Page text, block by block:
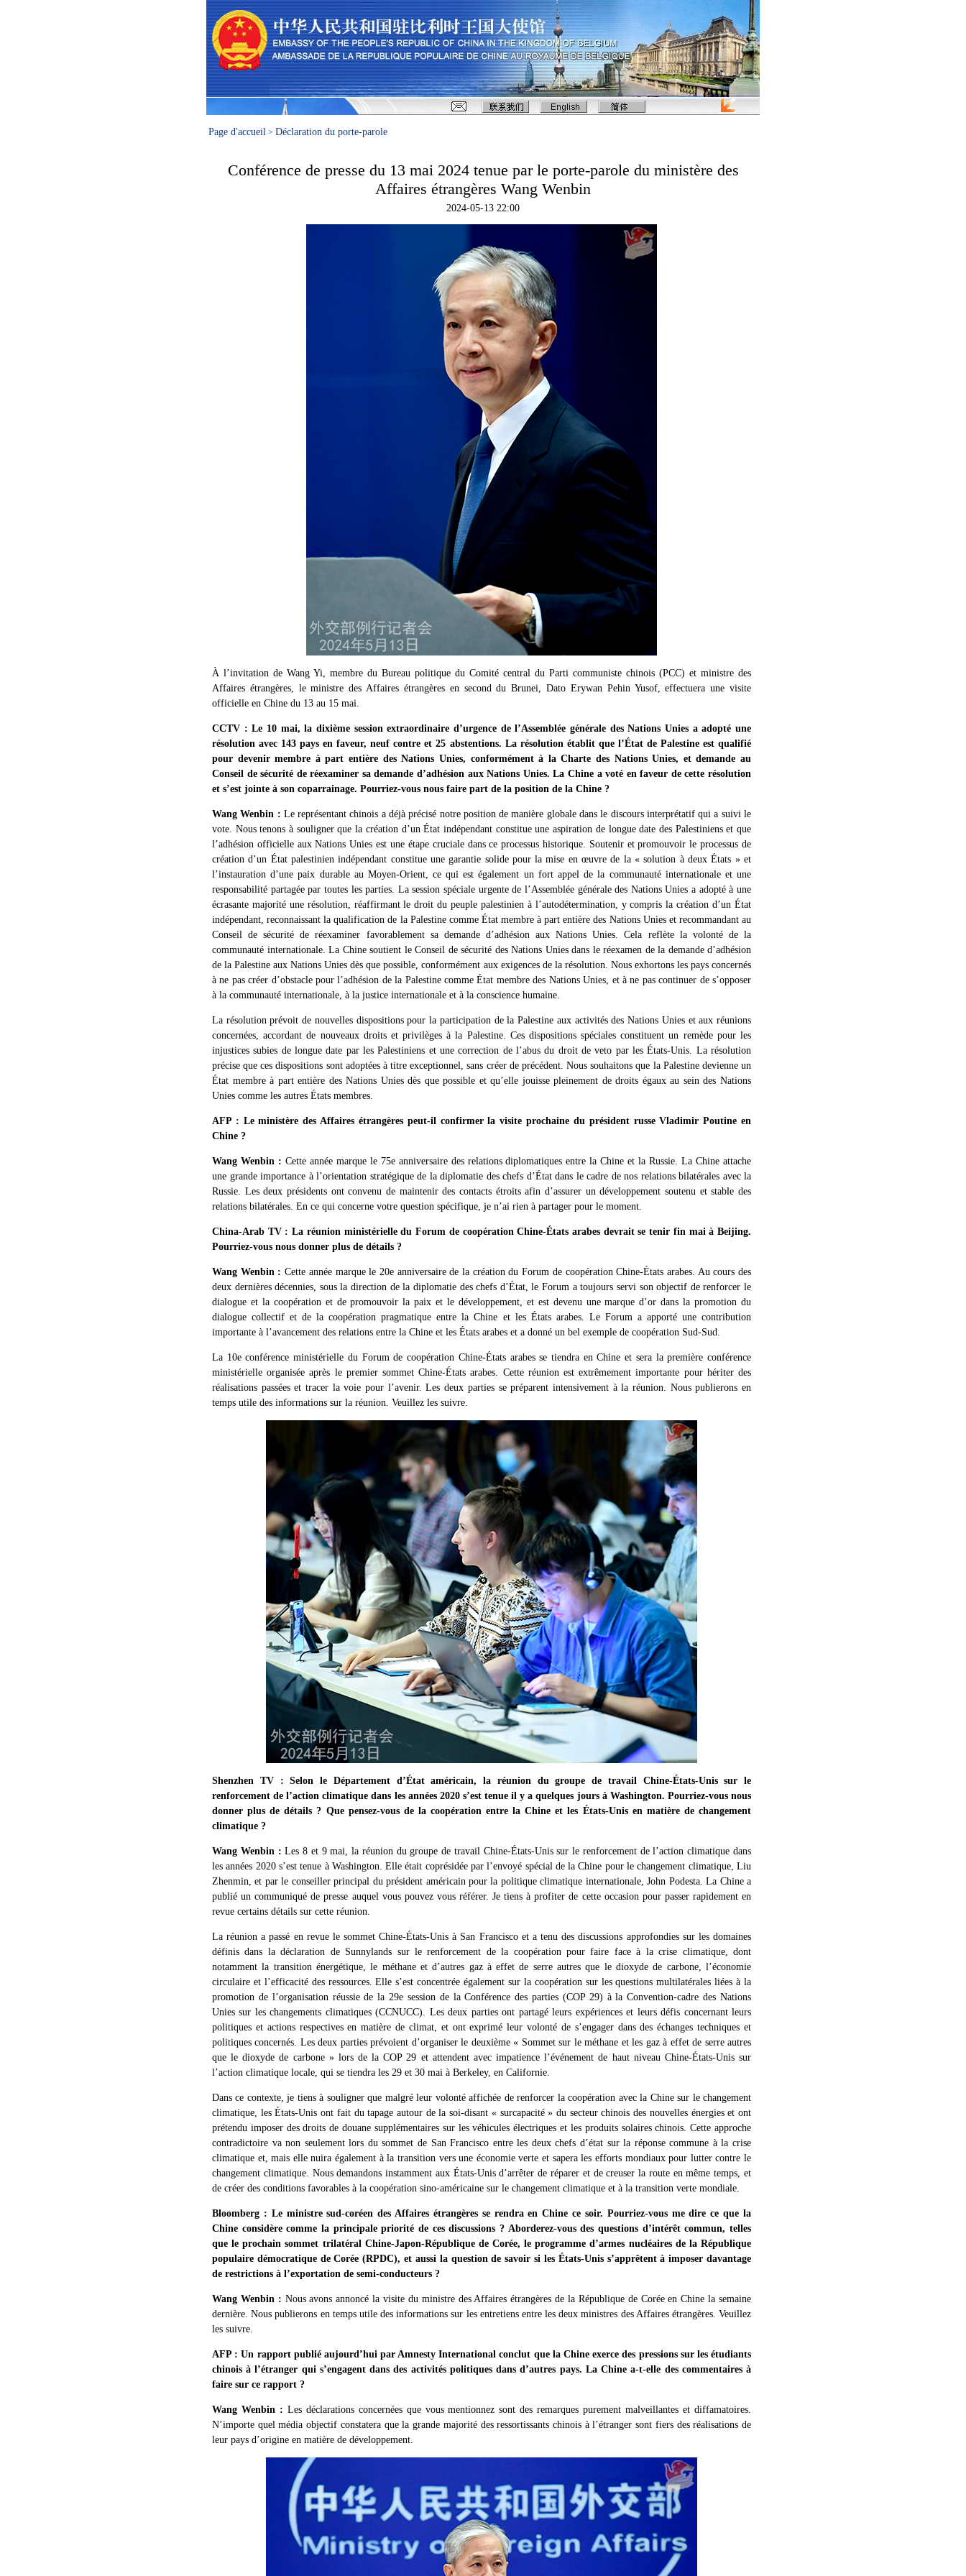
Page d'accueil > Déclaration du porte-parole
Conférence de presse du 13 mai 2024 tenue par le porte-parole du ministère des
Affaires étrangères Wang Wenbin
2024-05-13 22:00
À l’invitation de Wang Yi, membre du Bureau politique du Comité central du Parti communiste chinois (PCC) et ministre des
Affaires étrangères, le ministre des Affaires étrangères en second du Brunei, Dato Erywan Pehin Yusof, effectuera une visite
officielle en Chine du 13 au 15 mai.
CCTV : Le 10 mai, la dixième session extraordinaire d’urgence de l’Assemblée générale des Nations Unies a adopté une
résolution avec 143 pays en faveur, neuf contre et 25 abstentions. La résolution établit que l’État de Palestine est qualifié
pour devenir membre à part entière des Nations Unies, conformément à la Charte des Nations Unies, et demande au
Conseil de sécurité de réexaminer sa demande d’adhésion aux Nations Unies. La Chine a voté en faveur de cette résolution
et s’est jointe à son coparrainage. Pourriez-vous nous faire part de la position de la Chine ?
Wang Wenbin : Le représentant chinois a déjà précisé notre position de manière globale dans le discours interprétatif qui a suivi le
vote. Nous tenons à souligner que la création d’un État indépendant constitue une aspiration de longue date des Palestiniens et que
l’adhésion officielle aux Nations Unies est une étape cruciale dans ce processus historique. Soutenir et promouvoir le processus de
création d’un État palestinien indépendant constitue une garantie solide pour la mise en œuvre de la « solution à deux États » et
l’instauration d’une paix durable au Moyen-Orient, ce qui est également un fort appel de la communauté internationale et une
responsabilité partagée par toutes les parties. La session spéciale urgente de l’Assemblée générale des Nations Unies a adopté à une
écrasante majorité une résolution, réaffirmant le droit du peuple palestinien à l’autodétermination, y compris la création d’un État
indépendant, reconnaissant la qualification de la Palestine comme État membre à part entière des Nations Unies et recommandant au
Conseil de sécurité de réexaminer favorablement sa demande d’adhésion aux Nations Unies. Cela reflète la volonté de la
communauté internationale. La Chine soutient le Conseil de sécurité des Nations Unies dans le réexamen de la demande d’adhésion
de la Palestine aux Nations Unies dès que possible, conformément aux exigences de la résolution. Nous exhortons les pays concernés
à ne pas créer d’obstacle pour l’adhésion de la Palestine comme État membre des Nations Unies, et à ne pas continuer de s’opposer
à la communauté internationale, à la justice internationale et à la conscience humaine.
La résolution prévoit de nouvelles dispositions pour la participation de la Palestine aux activités des Nations Unies et aux réunions
concernées, accordant de nouveaux droits et privilèges à la Palestine. Ces dispositions spéciales constituent un remède pour les
injustices subies de longue date par les Palestiniens et une correction de l’abus du droit de veto par les États-Unis. La résolution
précise que ces dispositions sont adoptées à titre exceptionnel, sans créer de précédent. Nous souhaitons que la Palestine devienne un
État membre à part entière des Nations Unies dès que possible et qu’elle jouisse pleinement de droits égaux au sein des Nations
Unies comme les autres États membres.
AFP : Le ministère des Affaires étrangères peut-il confirmer la visite prochaine du président russe Vladimir Poutine en
Chine ?
Wang Wenbin : Cette année marque le 75e anniversaire des relations diplomatiques entre la Chine et la Russie. La Chine attache
une grande importance à l’orientation stratégique de la diplomatie des chefs d’État dans le cadre de nos relations bilatérales avec la
Russie. Les deux présidents ont convenu de maintenir des contacts étroits afin d’assurer un développement soutenu et stable des
relations bilatérales. En ce qui concerne votre question spécifique, je n’ai rien à partager pour le moment.
China-Arab TV : La réunion ministérielle du Forum de coopération Chine-États arabes devrait se tenir fin mai à Beijing.
Pourriez-vous nous donner plus de détails ?
Wang Wenbin :Cette année marque le 20e anniversaire de la création du Forum de coopération Chine-États arabes. Au cours des
deux dernières décennies, sous la direction de la diplomatie des chefs d’État, le Forum a toujours servi son objectif de renforcer le
dialogue et la coopération et de promouvoir la paix et le développement, et est devenu une marque d’or dans la promotion du
dialogue collectif et de la coopération pragmatique entre la Chine et les États arabes. Le Forum a apporté une contribution
importante à l’avancement des relations entre la Chine et les États arabes et a donné un bel exemple de coopération Sud-Sud.
La 10e conférence ministérielle du Forum de coopération Chine-États arabes se tiendra en Chine et sera la première conférence
ministérielle organisée après le premier sommet Chine-États arabes. Cette réunion est extrêmement importante pour hériter des
réalisations passées et tracer la voie pour l’avenir. Les deux parties se préparent intensivement à la réunion. Nous publierons en
temps utile des informations sur la réunion. Veuillez les suivre.
Shenzhen TV : Selon le Département d’État américain, la réunion du groupe de travail Chine-États-Unis sur le
renforcement de l’action climatique dans les années 2020 s’est tenue il y a quelques jours à Washington. Pourriez-vous nous
donner plus de détails ? Que pensez-vous de la coopération entre la Chine et les États-Unis en matière de changement
climatique ?
Wang Wenbin :Les 8 et 9 mai, la réunion du groupe de travail Chine-États-Unis sur le renforcement de l’action climatique dans
les années 2020 s’est tenue à Washington. Elle était coprésidée par l’envoyé spécial de la Chine pour le changement climatique, Liu
Zhenmin, et par le conseiller principal du président américain pour la politique climatique internationale, John Podesta. La Chine a
publié un communiqué de presse auquel vous pouvez vous référer. Je tiens à profiter de cette occasion pour passer rapidement en
revue certains détails sur cette réunion.
La réunion a passé en revue le sommet Chine-États-Unis à San Francisco et a tenu des discussions approfondies sur les domaines
définis dans la déclaration de Sunnylands sur le renforcement de la coopération pour faire face à la crise climatique, dont
notamment la transition énergétique, le méthane et d’autres gaz à effet de serre autres que le dioxyde de carbone, l’économie
circulaire et l’efficacité des ressources. Elle s’est concentrée également sur la coopération sur les questions multilatérales liées à la
promotion de l’organisation réussie de la 29e session de la Conférence des parties (COP 29) à la Convention-cadre des Nations
Unies sur les changements climatiques (CCNUCC). Les deux parties ont partagé leurs expériences et leurs défis concernant leurs
politiques et actions respectives en matière de climat, et ont exprimé leur volonté de s’engager dans des échanges techniques et
politiques concernés. Les deux parties prévoient d’organiser le deuxième « Sommet sur le méthane et les gaz à effet de serre autres
que le dioxyde de carbone » lors de la COP 29 et attendent avec impatience l’événement de haut niveau Chine-États-Unis sur
l’action climatique locale, qui se tiendra les 29 et 30 mai à Berkeley, en Californie.
Dans ce contexte, je tiens à souligner que malgré leur volonté affichée de renforcer la coopération avec la Chine sur le changement
climatique, les États-Unis ont fait du tapage autour de la soi-disant « surcapacité » du secteur chinois des nouvelles énergies et ont
prétendu imposer des droits de douane supplémentaires sur les véhicules électriques et les produits solaires chinois. Cette approche
contradictoire va non seulement lors du sommet de San Francisco entre les deux chefs d’état sur la réponse commune à la crise
climatique et, mais elle nuira également à la transition vers une économie verte et sapera les efforts mondiaux pour lutter contre le
changement climatique. Nous demandons instamment aux États-Unis d’arrêter de réparer et de creuser la route en même temps, et
de créer des conditions favorables à la coopération sino-américaine sur le changement climatique et à la transition verte mondiale.
Bloomberg : Le ministre sud-coréen des Affaires étrangères se rendra en Chine ce soir. Pourriez-vous me dire ce que la
Chine considère comme la principale priorité de ces discussions ? Aborderez-vous des questions d’intérêt commun, telles
que le prochain sommet trilatéral Chine-Japon-République de Corée, le programme d’armes nucléaires de la République
populaire démocratique de Corée (RPDC), et aussi la question de savoir si les États-Unis s’apprêtent à imposer davantage
de restrictions à l’exportation de semi-conducteurs ?
Wang Wenbin : Nous avons annoncé la visite du ministre des Affaires étrangères de la République de Corée en Chine la semaine
dernière. Nous publierons en temps utile des informations sur les entretiens entre les deux ministres des Affaires étrangères. Veuillez
les suivre.
AFP : Un rapport publié aujourd’hui par Amnesty International conclut que la Chine exerce des pressions sur les étudiants
chinois à l’étranger qui s’engagent dans des activités politiques dans d’autres pays. La Chine a-t-elle des commentaires à
faire sur ce rapport ?
Wang Wenbin : Les déclarations concernées que vous mentionnez sont des remarques purement malveillantes et diffamatoires.
N’importe quel média objectif constatera que la grande majorité des ressortissants chinois à l’étranger sont fiers des réalisations de
leur pays d’origine en matière de développement.